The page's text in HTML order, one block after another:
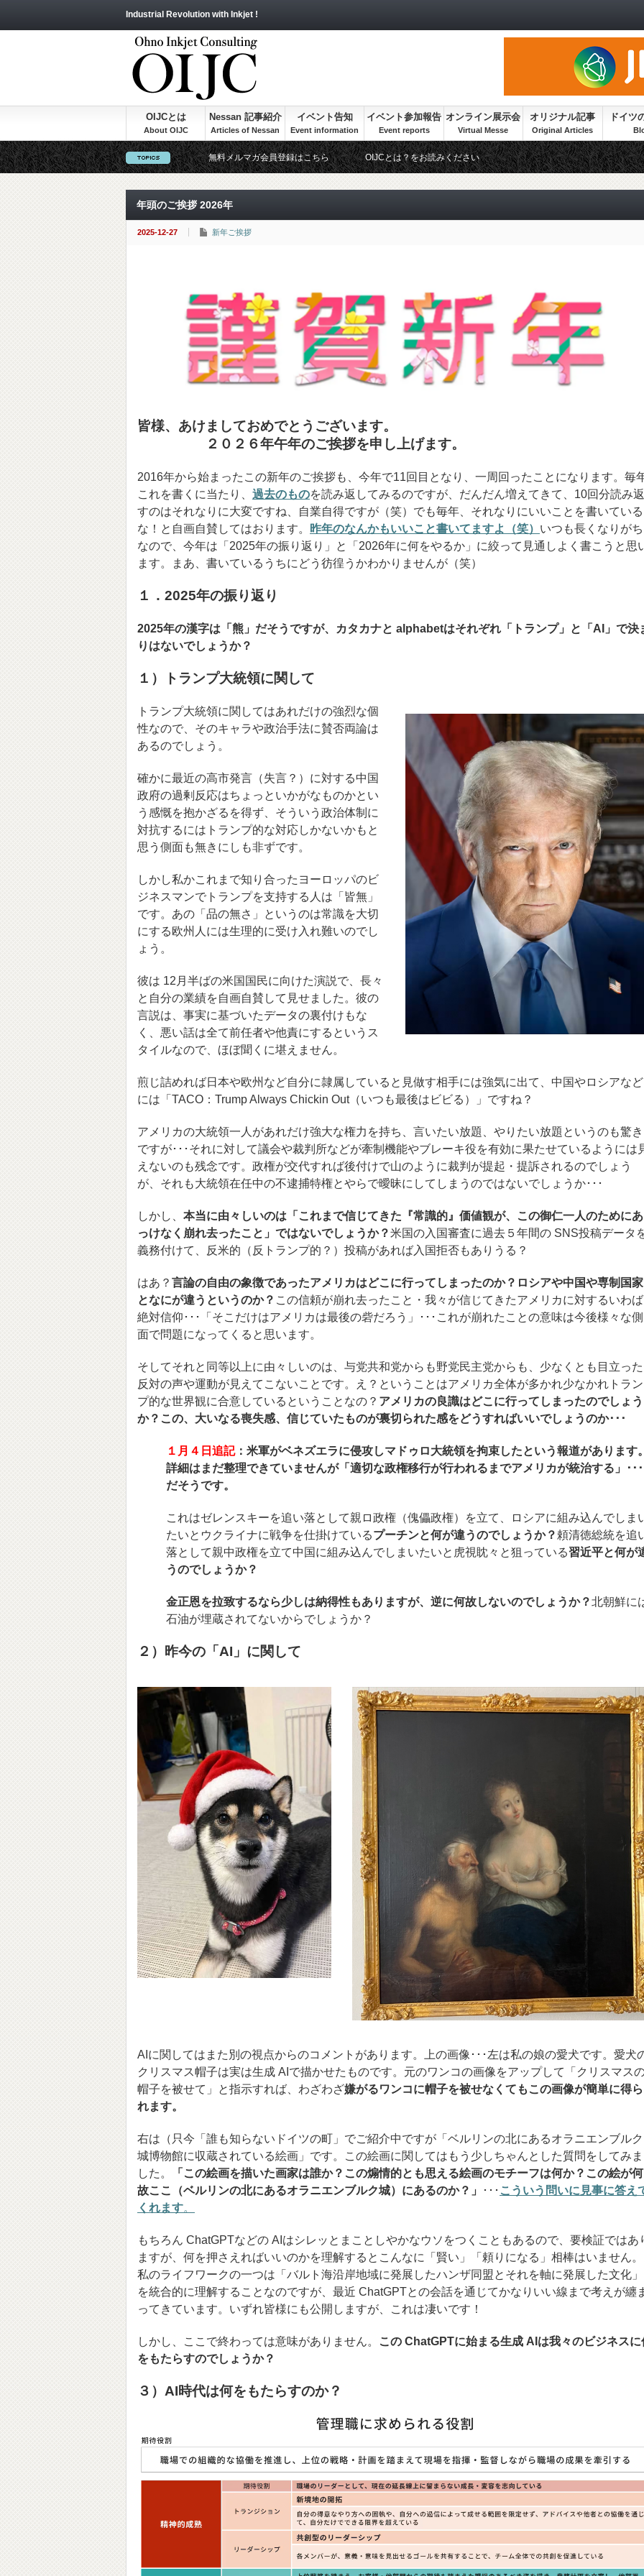
Industrial Revolution with Inkjet !
OIJCとは Nessan 記事紹介 イベント告知 イベント参加報告 オンライン展示会 オリジナル記事 ドイツ
無料メルマガ会員登録はこちら OIJCとは？をお読みください
年頭のご挨拶 2026年
2025-12-27 新年ご挨拶
皆様、あけましておめでとうございます。
２０２６年午年のご挨拶を申し上げます。
2016年から始まったこの新年のご挨拶も、今年で11回目となり、一周回ったことになります。毎
これを書くに当たり、 過去のものを読み返してみるのですが、だんだん増えてきて、10回分読み返
すのはそれなりに大変ですね、自業自得ですが（笑）でも毎年、それなりにいいことを書いている
な！と自画自賛してはおります。
昨年のなんかもいいこと書いてますよ（笑） いつも長くなりがち
なので、今年は「2025年の振り返り」と「2026年に何をやるか」に絞って見通しよく書こうと思
ます。まあ、書いているうちにどう彷徨うかわかりませんが（笑）
１．2025年の振り返り
2025年の漢字は「熊」だそうですが、カタカナと alphabetはそれぞれ「トランプ」と「AI」で決
りはないでしょうか？
１）トランプ大統領に関して
トランプ大統領に関してはあれだけの強烈な個
性なので、そのキャラや政治手法に賛否両論は
あるのでしょう。
確かに最近の高市発言（失言？）に対する中国
政府の過剰反応はちょっといかがなものかとい
う感慨を抱かざるを得ず、そういう政治体制に
対抗するにはトランプ的な対応しかないかもと
思う側面も無きにしも非ずです。
しかし私かこれまで知り合ったヨーロッパのビ
ジネスマンでトランプを支持する人は「皆無」
です。あの「品の無さ」というのは常識を大切
にする欧州人には生理的に受け入れ難いのでし
ょう。
彼は 12月半ばの米国国民に向けた演説で、長々
と自分の業績を自画自賛して見せました。彼の
言説は、事実に基づいたデータの裏付けもな
く、悪い話は全て前任者や他責にするというス
タイルなので、ほぼ聞くに堪えません。
煎じ詰めれば日本や欧州など自分に隷属していると見做す相手には強気に出て、中国やロシアなど
には「TACO：Trump Always Chickin Out（いつも最後はビビる）」ですね？
アメリカの大統領一人があれだけ強大な権力を持ち、言いたい放題、やりたい放題というのも驚き
ですが･･･それに対して議会や裁判所などが牽制機能やブレーキ役を有効に果たせているようには
えないのも残念です。政権が交代すれば後付けで山のように裁判が提起・提訴されるのでしょう
が、それも大統領在任中の不逮捕特権とやらで曖昧にしてしまうのではないでしょうか･･･
しかし、 本当に由々しいのは「これまで信じてきた『常識的』価値観が、この御仁一人のためにあ
っけなく崩れ去ったこと」ではないでしょうか？米国の入国審査に過去５年間の SNS投稿データ
義務付けて、反米的（反トランプ的？）投稿があれば入国拒否もありうる？
はあ？ 言論の自由の象徴であったアメリカはどこに行ってしまったのか？ロシアや中国や専制国家
となにが違うというのか？ この信頼が崩れ去ったこと・我々が信じてきたアメリカに対するいわば
絶対信仰･･･「そこだけはアメリカは最後の砦だろう」･･･これが崩れたことの意味は今後様々な側
面で問題になってくると思います。
そしてそれと同等以上に由々しいのは、与党共和党からも野党民主党からも、少なくとも目立った
反対の声や運動が見えてこないことです。え？ということはアメリカ全体が多かれ少なかれトラン
プ的な世界観に合意しているということなの？ アメリカの良識はどこに行ってしまったのでしょう
か？この、大いなる喪失感、信じていたものが裏切られた感をどうすればいいでしょうのか･･･
１月４日追記： 米軍がベネズエラに侵攻しマドゥロ大統領を拘束したという報道があります
詳細はまだ整理できていませんが「適切な政権移行が行われるまでアメリカが統治する」･･･
だそうです。
これはゼレンスキーを追い落として親ロ政権（傀儡政権）を立て、ロシアに組み込んでしま
たいとウクライナに戦争を仕掛けているプーチンと何が違うのでしょうか？ 頼清徳総統を追
落として親中政権を立て中国に組み込んでしまいたいと虎視眈々と狙っている習近平と何が
うのでしょうか？
金正恩を拉致するなら少しは納得性もありますが、逆に何故しないのでしょうか？北朝鮮に
石油が埋蔵されてないからでしょうか？
２）昨今の「AI」に関して
AIに関してはまた別の視点からのコメントがあります。上の画像･･･左は私の娘の愛犬です。 愛犬
クリスマス帽子は実は生成 AIで描かせたものです。元のワンコの画像をアップして「クリスマス
帽子を被せて」と指示すれば、わざわざ嫌がるワンコに帽子を被せなくてもこの画像が簡単に得ら
れます。
右は（只今「誰も知らないドイツの町」でご紹介中ですが「ベルリンの北にあるオラニエンブルク
城博物館に収蔵されている絵画」です。この絵画に関してはもう少しちゃんとした質問をしてみま
した。
「この絵画を描いた画家は誰か？この煽情的とも思える絵画のモチーフは何か？この絵が何
故ここ（ベルリンの北にあるオラニエンブルク城）にあるのか？」
･･･ こういう問いに見事に答え
くれます。
もちろん ChatGPTなどの AIはシレッとまことしやかなウソをつくこともあるので、要検証ではあ
ますが、何を押さえればいいのかを理解するとこんなに「賢い」「頼りになる」相棒はいません。
私のライフワークの一つは「バルト海沿岸地域に発展したハンザ同盟とそれを軸に発展した文化」
を統合的に理解することなのですが、最近 ChatGPTとの会話を通じてかなりいい線まで考えが纏
ってきています。いずれ皆様にも公開しますが、これは凄いです！
しかし、ここで終わっては意味がありません。
この ChatGPTに始まる生成 AIは我々のビジネスに
をもたらすのでしょうか？
３）AI時代は何をもたらすのか？